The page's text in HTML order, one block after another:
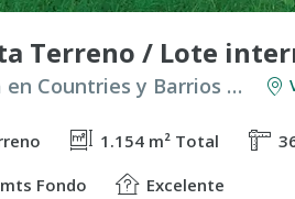
Venta en Countries y Barrios Cerrados en Berazategui
1.154 m² Total
Fondo
Excelente